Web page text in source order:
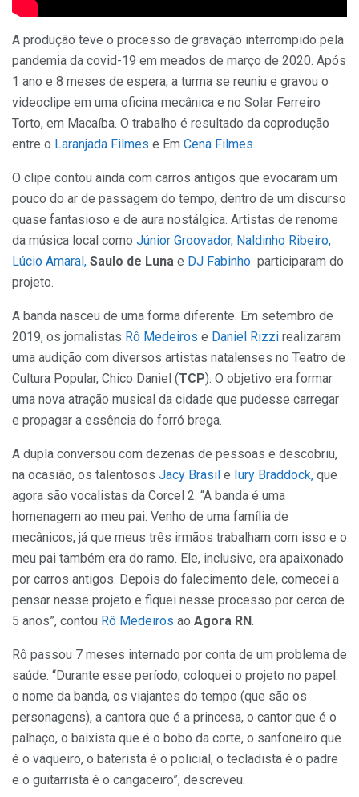
A produção teve o processo de gravação interrompido pela
pandemia da covid-19 em meados de março de 2020. Após
1 ano e 8 meses de espera, a turma se reuniu e gravou o
videoclipe em uma oficina mecânica e no Solar Ferreiro
Torto, em Macaíba. O trabalho é resultado da coprodução
entre o Laranjada Filmes e Em Cena Filmes.
O clipe contou ainda com carros antigos que evocaram um
pouco do ar de passagem do tempo, dentro de um discurso
quase fantasioso e de aura nostálgica. Artistas de renome
da música local como Júnior Groovador, Naldinho Ribeiro,
Lúcio Amaral, Saulo de Luna e DJ Fabinho participaram do
projeto.
A banda nasceu de uma forma diferente. Em setembro de
2019, os jornalistas Rô Medeiros e Daniel Rizzi realizaram
uma audição com diversos artistas natalenses no Teatro de
Cultura Popular, Chico Daniel (TCP). O objetivo era formar
uma nova atração musical da cidade que pudesse carregar
e propagar a essência do forró brega.
A dupla conversou com dezenas de pessoas e descobriu,
na ocasião, os talentosos Jacy Brasil e Iury Braddock, que
agora são vocalistas da Corcel 2. “A banda é uma
homenagem ao meu pai. Venho de uma família de
mecânicos, já que meus três irmãos trabalham com isso e o
meu pai também era do ramo. Ele, inclusive, era apaixonado
por carros antigos. Depois do falecimento dele, comecei a
pensar nesse projeto e fiquei nesse processo por cerca de
5 anos”, contou Rô Medeiros ao Agora RN.
Rô passou 7 meses internado por conta de um problema de
saúde. “Durante esse período, coloquei o projeto no papel:
o nome da banda, os viajantes do tempo (que são os
personagens), a cantora que é a princesa, o cantor que é o
palhaço, o baixista que é o bobo da corte, o sanfoneiro que
é o vaqueiro, o baterista é o policial, o tecladista é o padre
e o guitarrista é o cangaceiro”, descreveu.